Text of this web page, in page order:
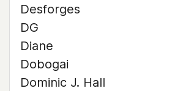
Desforges
DG
Diane
Dobogai
Dominic J. Hall